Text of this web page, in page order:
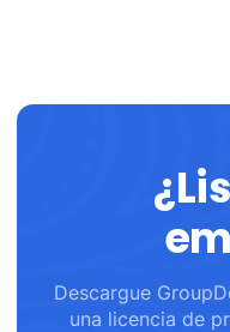
Descargue
una licencia de